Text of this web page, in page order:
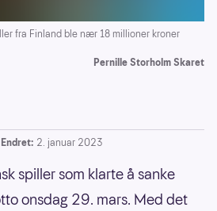
fra Finland ble nær 18 millioner kroner
Pernille Storholm Skaret
Endret: 2. januar 2023
spiller som klarte å sanke
onsdag 29. mars. Med det